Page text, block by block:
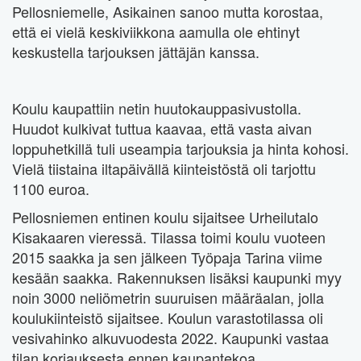
Pellosniemelle, Asikainen sanoo mutta korostaa,
että ei vielä keskiviikkona aamulla ole ehtinyt
keskustella tarjouksen jättäjän kanssa.
Koulu kaupattiin netin huutokauppasivustolla.
Huudot kulkivat tuttua kaavaa, että vasta aivan
loppuhetkillä tuli useampia tarjouksia ja hinta kohosi.
Vielä tiistaina iltapäivällä kiinteistöstä oli tarjottu
1100 euroa.
Pellosniemen entinen koulu sijaitsee Urheilutalo
Kisakaaren vieressä. Tilassa toimi koulu vuoteen
2015 saakka ja sen jälkeen Työpaja Tarina viime
kesään saakka. Rakennuksen lisäksi kaupunki myy
noin 3000 neliömetrin suuruisen määräalan, jolla
koulukiinteistö sijaitsee. Koulun varastotilassa oli
vesivahinko alkuvuodesta 2022. Kaupunki vastaa